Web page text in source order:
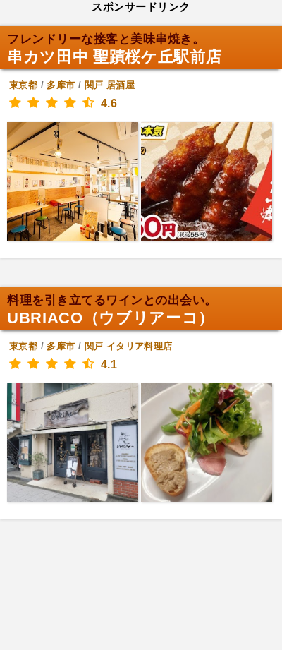
スポンサードリンク
フレンドリーな接客と美味串焼き。
串カツ田中 聖蹟桜ケ丘駅前店
東京都 / 多摩市 / 関戸 居酒屋
4.6
料理を引き立てるワインとの出会い。
UBRIACO（ウブリアーコ）
東京都 / 多摩市 / 関戸 イタリア料理店
4.1